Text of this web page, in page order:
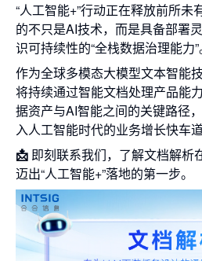
“人工智能+”行动正在释放前所
的不只是AI技术，而是具备部署
识可持续性的“全栈数据治理能力”
作为全球多模态大模型文本智能
将持续通过智能文档处理产品能
据资产与AI智能之间的关键路径
入人工智能时代的业务增长快车道
📩 即刻联系我们，了解文档解析
迈出“人工智能+”落地的第一步。